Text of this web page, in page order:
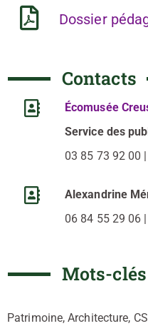
Dossier
Contacts
Écomusée
Service des
03 85 73 92 00 |
Alexandrine
06 84 55 29 06 |
Mots-clés
Patrimoine, Architecture,